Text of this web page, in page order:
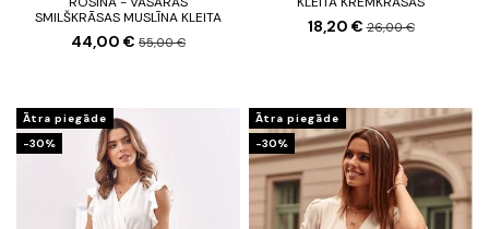
SMILŠKRĀSAS MUSLĪNA KLEITA
44,00 € 55,00 €
18,20 €26,00 €
Ātra piegāde
-30%
Ātra piegāde
-30%